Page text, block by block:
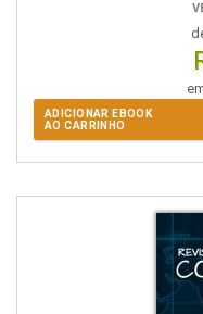
ADICIONAR EBOOK
AO CARRINHO